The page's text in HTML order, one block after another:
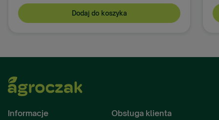
Dodaj do koszyka
Informacje Obsługa klienta